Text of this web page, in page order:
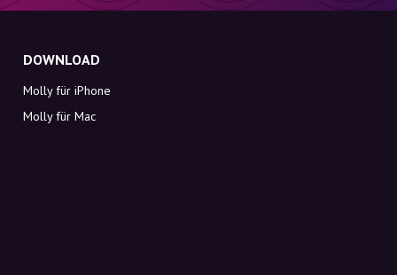
DOWNLOAD
Molly für iPhone
Molly für Mac